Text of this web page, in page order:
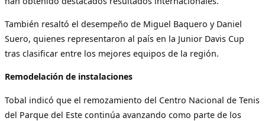
También resaltó el desempeño de Miguel Baquero y Daniel
Suero, quienes representaron al país en la Junior Davis Cup
tras clasificar entre los mejores equipos de la región.
Remodelación de instalaciones
Tobal indicó que el remozamiento del Centro Nacional de Tenis
del Parque del Este continúa avanzando como parte de los